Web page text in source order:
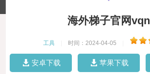
海外梯子官网vqn
工具 时间：2024-04-05
安卓下载 苹果下载